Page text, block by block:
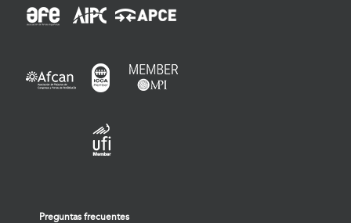
Preguntas frecuentes